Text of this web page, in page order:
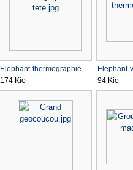
Elephant-thermographie...
174 Kio
Elephant-
94 Kio